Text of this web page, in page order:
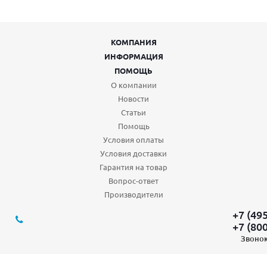
КОМПАНИЯ
ИНФОРМАЦИЯ
ПОМОЩЬ
О компании
Новости
Статьи
Помощь
Условия оплаты
Условия доставки
Гарантия на товар
Вопрос-ответ
Производители
+7
+7